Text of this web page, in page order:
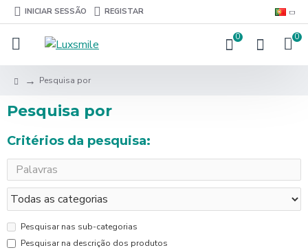
INICIAR SESSÃO REGISTAR
0 0
Pesquisa por
Pesquisa por
Critérios da pesquisa:
Pesquisar nas sub-categorias
Pesquisar na descrição dos produtos